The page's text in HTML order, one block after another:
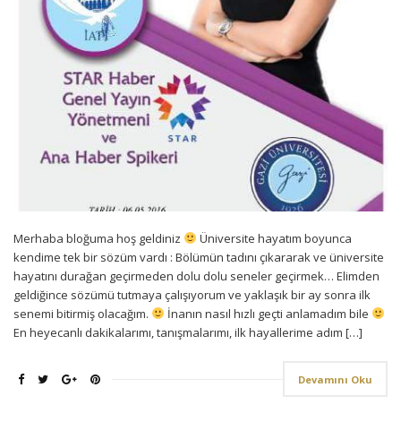
Merhaba bloğuma hoş geldiniz
Üniversite hayatım boyunca
kendime tek bir sözüm vardı : Bölümün tadını çıkararak ve üniversite
hayatını durağan geçirmeden dolu dolu seneler geçirmek… Elimden
geldiğince sözümü tutmaya çalışıyorum ve yaklaşık bir ay sonra ilk
senemi bitirmiş olacağım.
İnanın nasıl hızlı geçti anlamadım bile
En heyecanlı dakikalarımı, tanışmalarımı, ilk hayallerime adım […]
Devamını Oku